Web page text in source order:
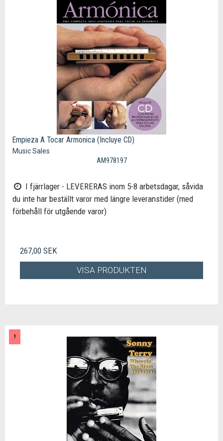
Empieza A Tocar Armonica (Incluye CD)
Music Sales
AM978197
I fjärrlager - LEVERERAS inom 5-8 arbetsdagar, såvida
du inte har beställt varor med längre leveranstider (med
förbehåll för utgående varor)
267,00 SEK
VISA PRODUKTEN
!